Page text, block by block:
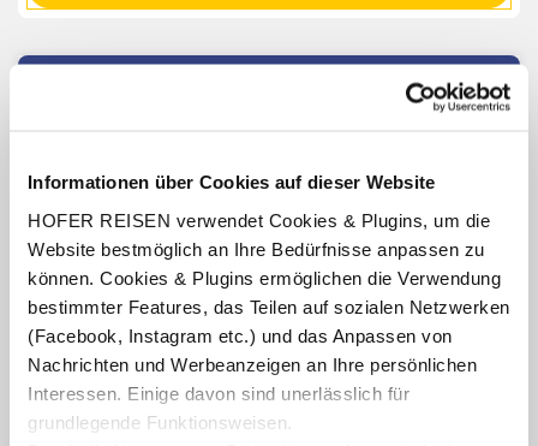
Informationen über Cookies auf dieser Website
HOFER REISEN verwendet Cookies & Plugins, um die
Website bestmöglich an Ihre Bedürfnisse anpassen zu
können. Cookies & Plugins ermöglichen die Verwendung
bestimmter Features, das Teilen auf sozialen Netzwerken
(Facebook, Instagram etc.) und das Anpassen von
Nachrichten und Werbeanzeigen an Ihre persönlichen
Interessen. Einige davon sind unerlässlich für
grundlegende Funktionsweisen.
Verpflegung: wahlweise Frühstücksbuffet oder
Wahlmenü
1 x Begrüßungspräsent am Zimmer
Benutzung der hoteleigenen Sauna (Öffnungszeiten lt.
Aushang vor Ort oder online)
1 x E-Bike-Verleih für max. 3 Stunden (nach
Verfügbarkeit, bis ca. Ende Oktober, ab Aufenthalt
3 Nächte)
GenussCard Steiermark(gültig für die Dauer des